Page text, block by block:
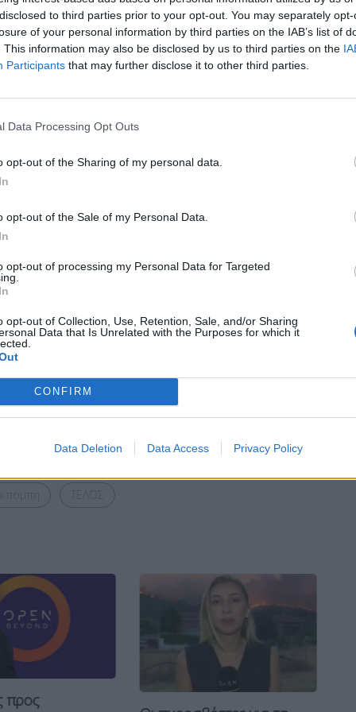
to third parties prior to your opt-out. You may separately
of your personal information by third parties on the IAB’s list of
This information may also be disclosed by us to third parties on the
Participants that may further disclose it to other third parties.
Data Processing Opt Outs
opt-out of the Sharing of my personal data.
opt-out of the Sale of my Personal Data.
opt-out of processing my Personal Data for Targeted
opt-out of Collection, Use, Retention, Sale, and/or Sharing
Data that Is Unrelated with the Purposes for which it
CONFIRM
Data Deletion Data Access Privacy Policy
τη φετινή σεζόν το ΟΡΕΝ με αρκετές
πολύ χαμηλές τηλεθεάσεις, οπότε
που ανέλαβε τον τελευταίο μήνα να
του σταθμού.
– Τι συνέβη;
μου σύντομα η εκπομπή Απλές κουβέντες
Χρήστος Παπανίκας και ο Θέμης Καλόγηρος
τηλεθέασης στάθηκαν η αφορμή για
στον Δεκέμβριο οι Απλές Κουβέντες θα
του σταθμού.
Copy Link
προς